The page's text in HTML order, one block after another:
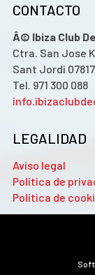
CONTACTO
Â© Ibiza Club
Ctra. San Jose
Sant Jordi
Tel. 971 300 088
LEGALIDAD
Aviso legal
Política de
Política de